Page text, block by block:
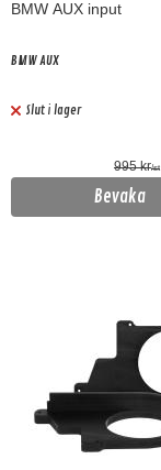
BMW AUX input
BMW AUX
Slut i lager
995 kr/st
Bevaka